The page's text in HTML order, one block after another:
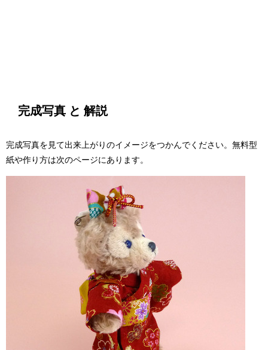
完成写真 と 解説
完成写真を見て出来上がりのイメージをつかんでください。無料型
紙や作り方は次のページにあります。